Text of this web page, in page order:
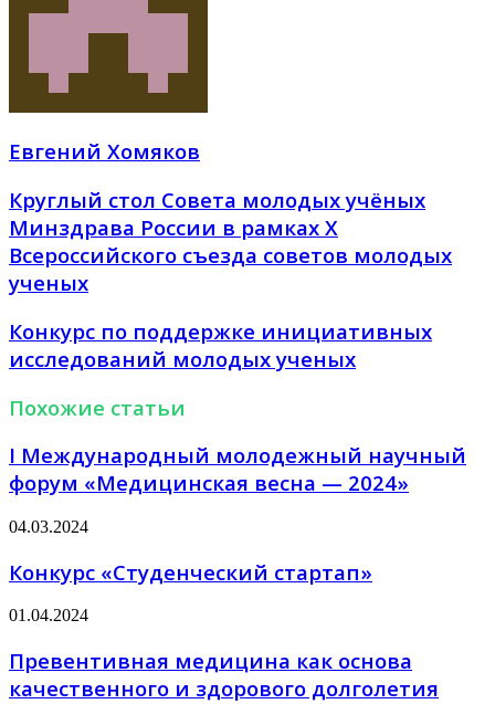
Евгений Хомяков
Круглый стол Совета молодых учёных
Минздрава России в рамках X
Всероссийского съезда советов молодых
ученых
Конкурс по поддержке инициативных
исследований молодых ученых
Похожие статьи
I Международный молодежный научный
форум «Медицинская весна — 2024»
04.03.2024
Конкурс «Студенческий стартап»
01.04.2024
Превентивная медицина как основа
качественного и здорового долголетия